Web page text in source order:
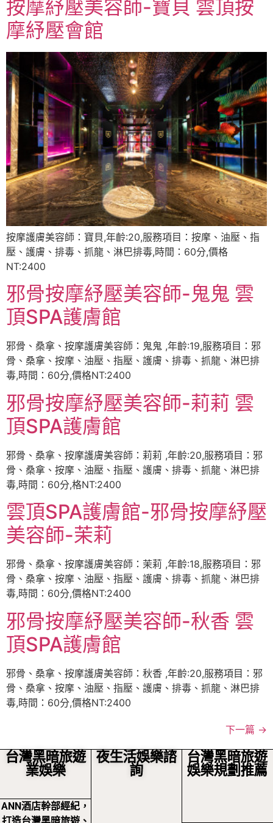
按摩紓壓美容師-寶貝 雲頂按
摩紓壓會館
按摩護膚美容師：寶貝,年齡:20,服務項目：按摩、油壓、指
壓、護膚、排毒、抓龍、淋巴排毒,時間：60分,價格
NT:2400
邪骨按摩紓壓美容師-鬼鬼 雲
頂SPA護膚館
邪骨、桑拿、按摩護膚美容師：鬼鬼 ,年齡:19,服務項目：邪
骨、桑拿、按摩、油壓、指壓、護膚、排毒、抓龍、淋巴排
毒,時間：60分,價格NT:2400
邪骨按摩紓壓美容師-莉莉 雲
頂SPA護膚館
邪骨、桑拿、按摩護膚美容師：莉莉 ,年齡:20,服務項目：邪
骨、桑拿、按摩、油壓、指壓、護膚、排毒、抓龍、淋巴排
毒,時間：60分,格NT:2400
雲頂SPA護膚館-邪骨按摩紓壓
美容師-茉莉
邪骨、桑拿、按摩護膚美容師：茉莉 ,年齡:18,服務項目：邪
骨、桑拿、按摩、油壓、指壓、護膚、排毒、抓龍、淋巴排
毒,時間：60分,價格NT:2400
邪骨按摩紓壓美容師-秋香 雲
頂SPA護膚館
邪骨、桑拿、按摩護膚美容師：秋香 ,年齡:20,服務項目：邪
骨、桑拿、按摩、油壓、指壓、護膚、排毒、抓龍、淋巴排
毒,時間：60分,價格NT:2400
下一篇 →
台灣黑暗旅遊
業娛樂
ANN酒店幹部經紀，
打造台灣黑暗旅遊、
夜生活娛樂諮
詢
台灣黑暗旅遊
娛樂規劃推薦